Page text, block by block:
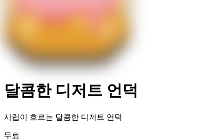
달콤한 디저트 언덕
시럽이 흐르는 달콤한 디저트 언덕
무료